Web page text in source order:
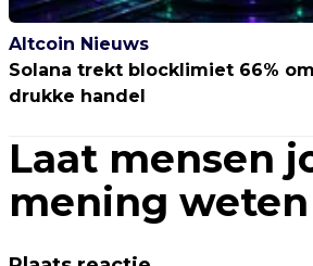
Altcoin Nieuws
Solana trekt blocklimiet 66%
drukke handel
Laat mensen
mening weten